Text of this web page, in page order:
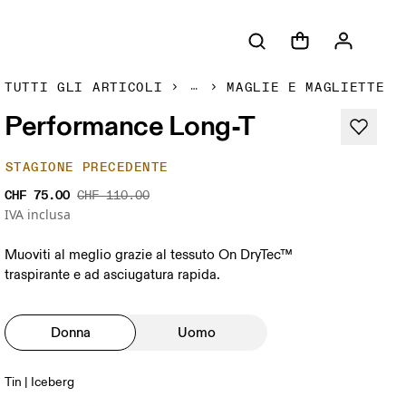
TUTTI GLI ARTICOLI MAGLIE E MAGLIETTE
Performance Long-T
STAGIONE PRECEDENTE
CHF 75.00 CHF 110.00
IVA inclusa
Muoviti al meglio grazie al tessuto On DryTec™
traspirante e ad asciugatura rapida.
Donna Uomo
Tin | Iceberg